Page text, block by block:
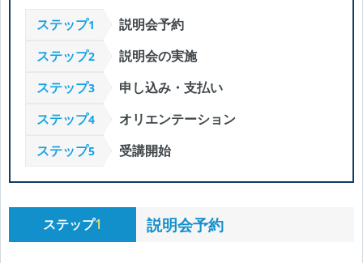
ステップ1
説明会予約
ステップ2
説明会の実施
ステップ3
申し込み・支払い
ステップ4
オリエンテーション
ステップ5 受講開始
ステップ1 説明会予約